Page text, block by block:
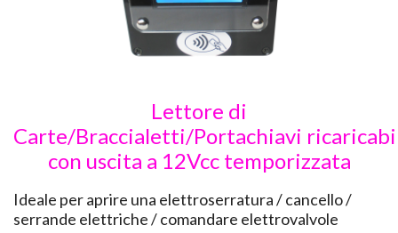
Lettore di
Carte/Braccialetti/Portachiavi
con uscita a 12Vcc temporizzata
Ideale per aprire una elettroserratura / cancello /
serrande elettriche / comandare elettrovalvole